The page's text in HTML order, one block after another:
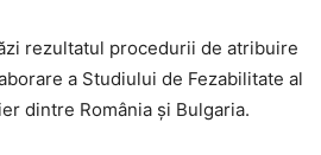
rezultatul procedurii de atribuire
a Studiului de Fezabilitate al
dintre România și Bulgaria.